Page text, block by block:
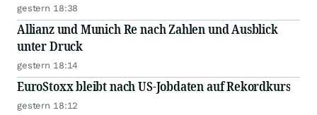
gestern 18:38
Allianz und Munich Re nach Zahlen und Ausblick
unter Druck
gestern 18:14
EuroStoxx bleibt nach US-Jobdaten auf Rekordkurs
gestern 18:12